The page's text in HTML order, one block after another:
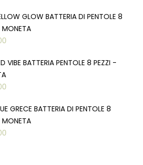
GLOW BATTERIA DI PENTOLE 8
MONETA
VIBE BATTERIA PENTOLE 8 PEZZI -
GRECE BATTERIA DI PENTOLE 8
MONETA